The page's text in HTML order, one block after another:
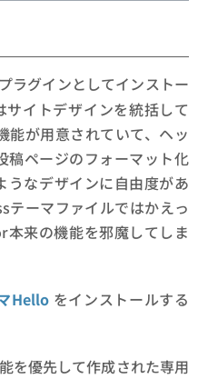
ラグインとしてインストー
イトデザインを統括して
能が用意されていて、ヘッ
稿ページのフォーマット化
うなデザインに自由度があ
テーマファイルではかえっ
来の機能を邪魔してしま
Hello をインストールする
を優先して作成された専用